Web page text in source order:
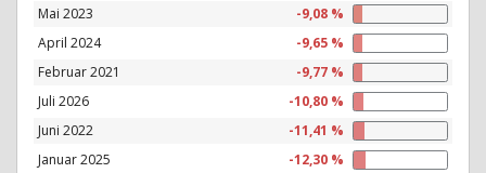
Mai 2023
-9,08 %
April 2024
-9,65 %
Februar 2021
-9,77 %
Juli 2026
-10,80 %
Juni 2022
-11,41 %
Januar 2025
-12,30 %